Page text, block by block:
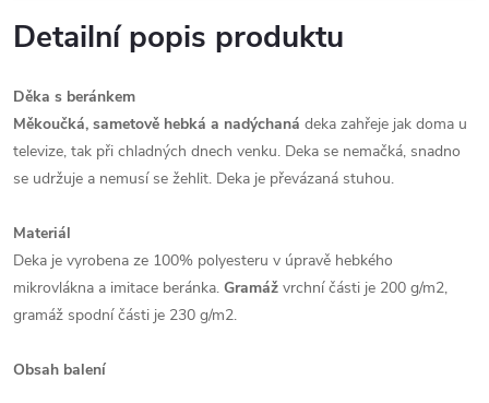
Detailní popis produktu
Děka s beránkem
Měkoučká, sametově hebká a nadýchaná deka zahřeje jak doma u
televize, tak při chladných dnech venku. Deka se nemačká, snadno
se udržuje a nemusí se žehlit. Deka je převázaná stuhou.
Materiál
Deka je vyrobena ze 100% polyesteru v úpravě hebkého
mikrovlákna a imitace beránka. Gramáž vrchní části je 200 g/m2,
gramáž spodní části je 230 g/m2.
Obsah balení